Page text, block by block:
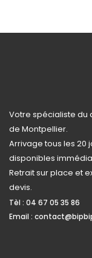
Votre spécialiste du
de Montpellier.
Arrivage tous les 20
disponibles
Retrait sur place et
devis.
Tèl : 04 67 05 35 86
Email :